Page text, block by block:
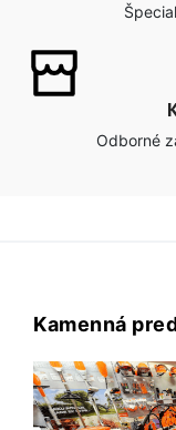
Odborné
Kamenná